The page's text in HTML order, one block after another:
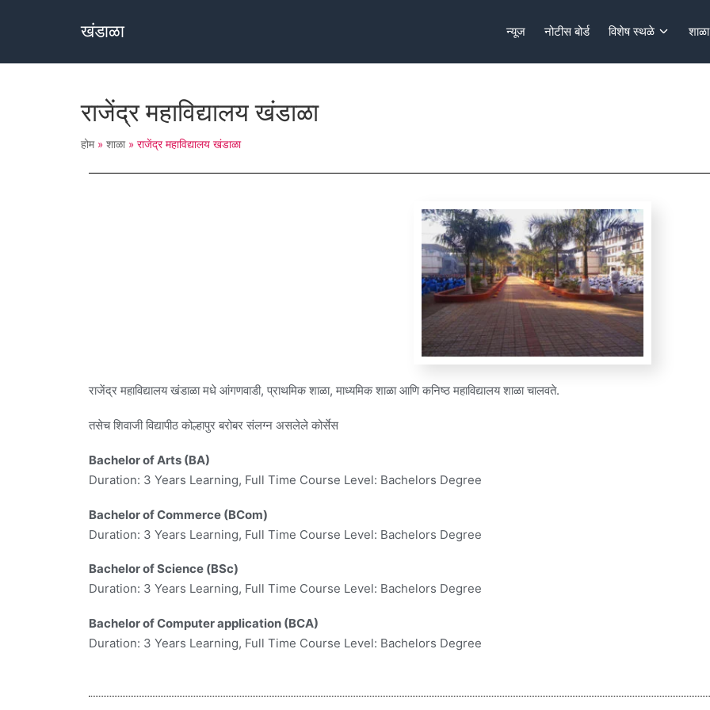
खंडाळा न्यूज नोटीस बोर्ड विशेष स्थळे शाळा
राजेंद्र महाविद्यालय खंडाळा
होम» शाळा» राजेंद्र महाविद्यालय खंडाळा
राजेंद्र महाविद्यालय खंडाळा मधे आंगणवाडी, प्राथमिक शाळा, माध्यमिक शाळा आणि कनिष्ठ महाविद्यालय शाळा चालवते.
तसेच शिवाजी विद्यापीठ कोल्हापुर बरोबर संलग्न असलेले कोर्सेस​
Bachelor of Arts (BA)
Duration: 3 Years Learning, Full Time Course Level: Bachelors Degree
Bachelor of Commerce (BCom)
Duration: 3 Years Learning, Full Time Course Level: Bachelors Degree
Bachelor of Science (BSc)
Duration: 3 Years Learning, Full Time Course Level: Bachelors Degree
Bachelor of Computer application (BCA)
Duration: 3 Years Learning, Full Time Course Level: Bachelors Degree